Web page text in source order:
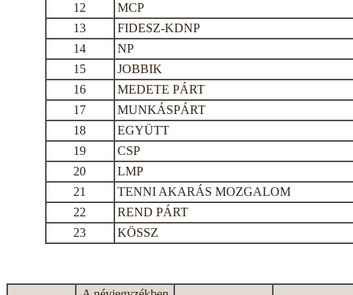
12
MCP
13
FIDESZ-KDNP
14
NP
15
JOBBIK
16
MEDETE PÁRT
17
MUNKÁSPÁRT
18
EGYÜTT
19
CSP
20
LMP
21
TENNI AKARÁS MOZGALOM
22
REND PÁRT
23
KÖSSZ